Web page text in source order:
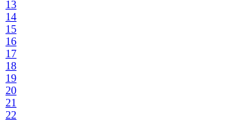
13
14
15
16
17
18
19
20
21
22